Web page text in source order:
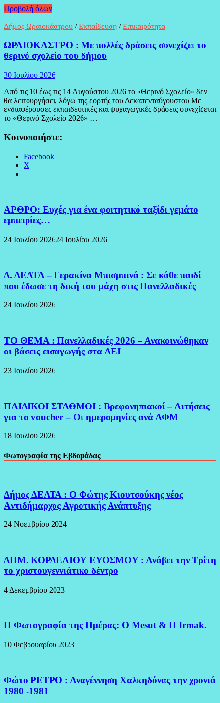
Προβολή όλων
Δήμος Ωραιοκάστρου /Εκπαίδευση /Επικαιρότητα
ΩΡΑΙΟΚΑΣΤΡΟ : Με πολλές δράσεις συνεχίζει το
θερινό σχολείο του δήμου
30 Ιουλίου 2026
Από τις 10 έως τις 14 Αυγούστου 2026 το «Θερινό Σχολείο» δεν
θα λειτουργήσει, λόγω της εορτής του Δεκαπενταύγουστου Με
ενδιαφέρουσες εκπαιδευτικές και ψυχαγωγικές δράσεις συνεχίζεται
το «Θερινό Σχολείο 2026» …
Κοινοποιήστε:
Facebook
X
ΑΡΘΡΟ: Ευχές για ένα φοιτητικό ταξίδι γεμάτο
εμπειρίες…
24 Ιουλίου 202624 Ιουλίου 2026
Δ. ΔΕΛΤΑ – Γερακίνα Μπισμπινά : Σε κάθε παιδί
που έδωσε τη δική του μάχη στις Πανελλαδικές
24 Ιουλίου 2026
ΤΟ ΘΕΜΑ : Πανελλαδικές 2026 – Ανακοινώθηκαν
οι βάσεις εισαγωγής στα ΑΕΙ
23 Ιουλίου 2026
ΠΑΙΔΙΚΟΙ ΣΤΑΘΜΟΙ : Βρεφονηπιακοί – Αιτήσεις
για το voucher – Οι ημερομηνίες ανά ΑΦΜ
18 Ιουλίου 2026
Φωτογραφία της Εβδομάδας
Δήμος ΔΕΛΤΑ : Ο Φώτης Κιουτσούκης νέος
Aντιδήμαρχος Αγροτικής Ανάπτυξης
24 Νοεμβρίου 2024
ΔΗΜ. ΚΟΡΔΕΛΙΟΥ ΕΥΟΣΜΟΥ : Ανάβει την Τρίτη
το χριστουγεννιάτικο δέντρο
4 Δεκεμβρίου 2023
H Φωτογραφία της Ημέρας: O Mesut & Η Irmak.
10 Φεβρουαρίου 2023
Φώτο ΡΕΤΡΟ : Αναγέννηση Χαλκηδόνας την χρονιά
1980 -1981